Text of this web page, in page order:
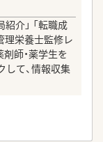
紹介」 「転職成
理栄養士監修レ
師・薬学生を
して、情報収集